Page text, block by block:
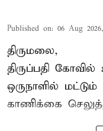
Published on: 06 Aug
திருமலை,
திருப்பதி
ஒருநாளில்
காணிக்கை